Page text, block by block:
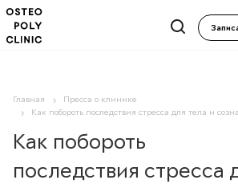
Главная
Пресса о клинике
Как побороть последствия стресса для тела и
Как побороть
последствия стресса